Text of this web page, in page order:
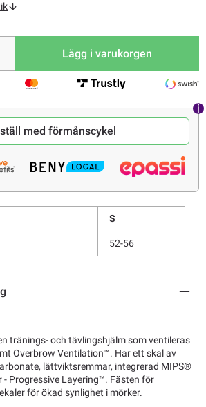
Lägg i varukorgen
med förmånscykel
S
52-56
tränings- och tävlingshjälm som ventileras
Overbrow Ventilation™. Har ett skal av
lättviktsremmar, integrerad MIPS®
- Progressive Layering™. Fästen för
för ökad synlighet i mörker.